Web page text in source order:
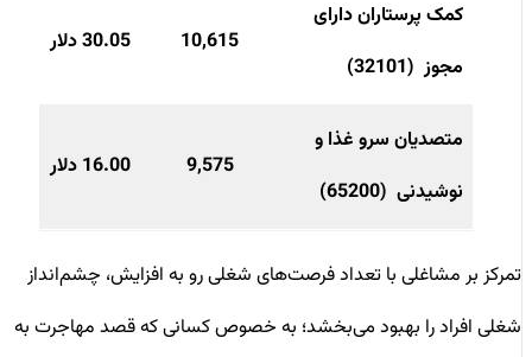
کمک پرستاران دارای
مجوز (32101)
10,615 30.05 دلار
متصدیان سرو غذا و
نوشیدنی (65200)
9,575 16.00 دلار
تمرکز بر مشاغلی با تعداد فرصت‌های شغلی رو به افزایش، چشم‌انداز
شغلی افراد را بهبود می‌بخشد؛ به خصوص کسانی که قصد مهاجرت به